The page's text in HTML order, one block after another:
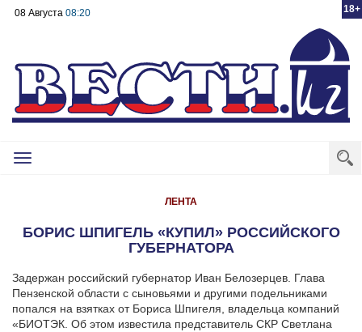
18+
08 Августа 08:20
Toggle
ЛЕНТА
БОРИС ШПИГЕЛЬ «КУПИЛ» РОССИЙСКОГО
ГУБЕРНАТОРА
Задержан российский губернатор Иван Белозерцев. Глава
Пензенской области с сыновьями и другими подельниками
попался на взятках от Бориса Шпигеля, владельца компаний
«БИОТЭК. Об этом известила представитель СКР Светлана